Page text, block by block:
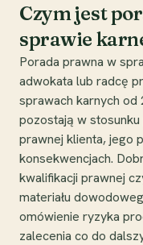
Czym jest
sprawie
Porada prawna w
adwokata lub radcę
sprawach karnych od
pozostają w
prawnej klienta, jego
konsekwencjach.
kwalifikacji prawnej
materiału
omówienie ryzyka
zalecenia co do